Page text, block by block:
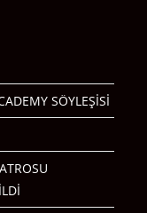
SÖYLEŞİSİ